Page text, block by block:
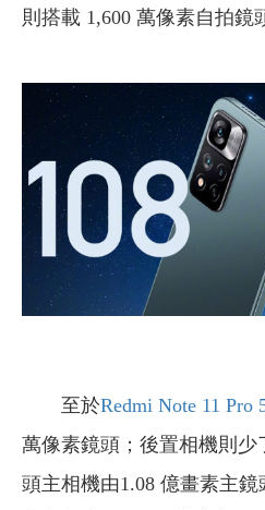
則搭載 1,600 萬像素自拍鏡
至於Redmi Note 11 Pro
萬像素鏡頭；後置相機則
頭主相機由1.08 億畫素主鏡